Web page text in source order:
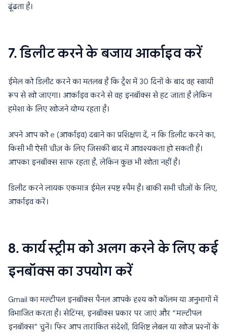
ढूंढता है।
7. डिलीट करने के बजाय आर्काइव करें
ईमेल को डिलीट करने का मतलब है कि ट्रैश में 30 दिनों के बाद वह स्थायी
रूप से खो जाएगा। आर्काइव करने से वह इनबॉक्स से हट जाता है लेकिन
हमेशा के लिए खोजने योग्य रहता है।
अपने आप को e (आर्काइव) दबाने का प्रशिक्षण दें, न कि डिलीट करने का,
किसी भी ऐसी चीज़ के लिए जिसकी बाद में आवश्यकता हो सकती है।
आपका इनबॉक्स साफ रहता है, लेकिन कुछ भी खोता नहीं है।
डिलीट करने लायक एकमात्र ईमेल स्पष्ट स्पैम है। बाकी सभी चीज़ों के लिए,
आर्काइव करें।
8. कार्य स्ट्रीम को अलग करने के लिए कई
इनबॉक्स का उपयोग करें
Gmail का मल्टीपल इनबॉक्स पैनल आपके दृश्य को कॉलम या अनुभागों में
विभाजित करता है। सेटिंग्स, इनबॉक्स प्रकार पर जाएं और “मल्टीपल
इनबॉक्स” चुनें। फिर आप तारांकित संदेशों, विशिष्ट लेबल या खोज प्रश्नों के